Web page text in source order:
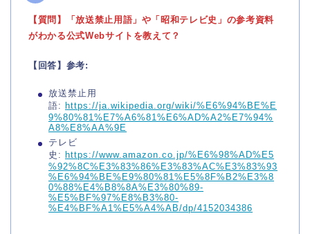
【質問】「放送禁止用語」や「昭和テレビ史」の参考資料
がわかる公式Webサイトを教えて？
【回答】参考:
放送禁止用
語: https://ja.wikipedia.org/wiki/%E6%94%BE%E
9%80%81%E7%A6%81%E6%AD%A2%E7%94%
A8%E8%AA%9E
テレビ
史: https://www.amazon.co.jp/%E6%98%AD%E5
%92%8C%E3%83%86%E3%83%AC%E3%83%93
%E6%94%BE%E9%80%81%E5%8F%B2%E3%8
0%88%E4%B8%8A%E3%80%89-
%E5%BF%97%E8%B3%80-
%E4%BF%A1%E5%A4%AB/dp/4152034386